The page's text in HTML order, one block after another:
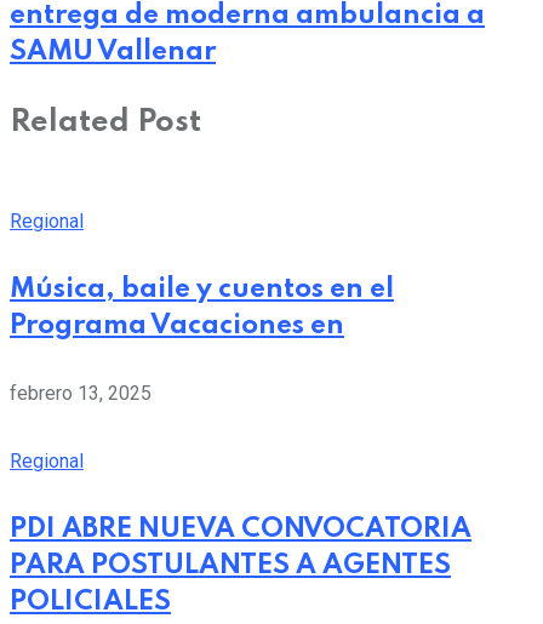
entrega de moderna ambulancia a
SAMU Vallenar
Related Post
Regional
Música, baile y cuentos en el
Programa Vacaciones en
febrero 13, 2025
Regional
PDI ABRE NUEVA CONVOCATORIA
PARA POSTULANTES A AGENTES
POLICIALES